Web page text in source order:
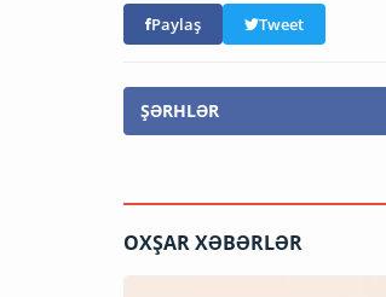
Paylaş Tweet
ŞƏRHLƏR
OXŞAR XƏBƏRLƏR